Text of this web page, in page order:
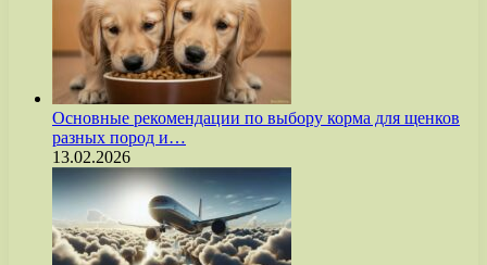
Основные рекомендации по выбору корма для щенков
разных пород и…
13.02.2026